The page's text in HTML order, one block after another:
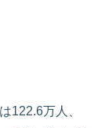
122.6万人、